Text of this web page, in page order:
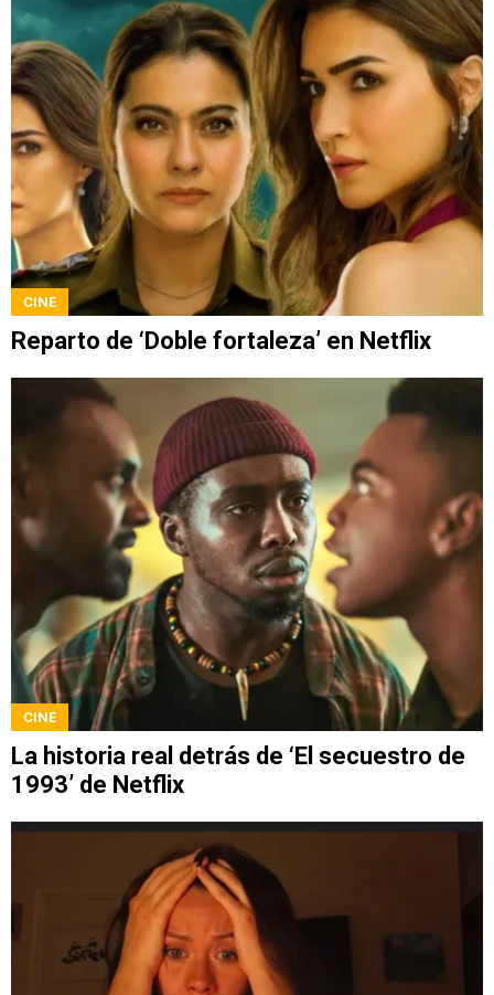
CINE
Reparto de ‘Doble fortaleza’ en Netflix
CINE
La historia real detrás de ‘El secuestro de
1993’ de Netflix